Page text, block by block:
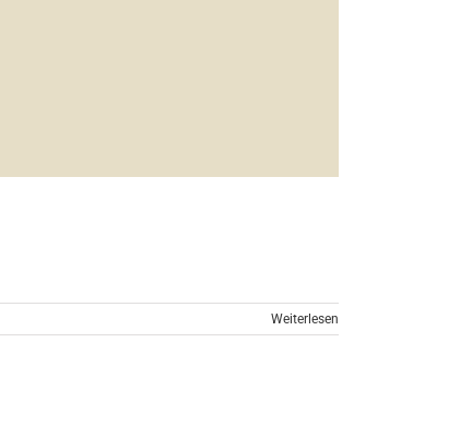
Weiterlesen